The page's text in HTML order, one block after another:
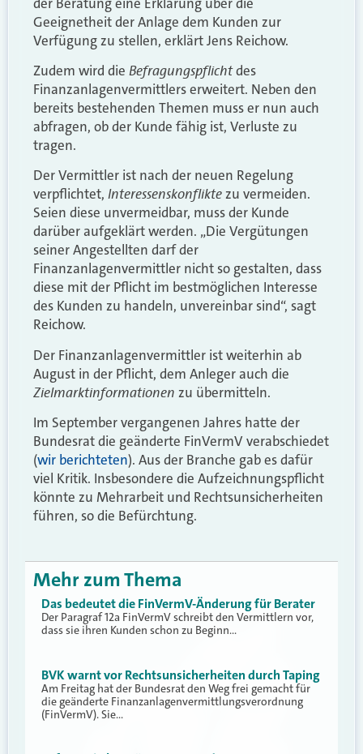
Geeignetheit der Anlage dem Kunden zur
Verfügung zu stellen, erklärt Jens Reichow.
Zudem wird die Befragungspflichtdes
Finanzanlagenvermittlers erweitert. Neben den
bereits bestehenden Themen muss er nun auch
abfragen, ob der Kunde fähig ist, Verluste zu
tragen.
Der Vermittler ist nach der neuen Regelung
verpflichtet, Interessenskonfliktezu vermeiden.
Seien diese unvermeidbar, muss der Kunde
darüber aufgeklärt werden. „Die Vergütungen
seiner Angestellten darf der
Finanzanlagenvermittler nicht so gestalten, dass
diese mit der Pflicht im bestmöglichen Interesse
des Kunden zu handeln, unvereinbar sind“, sagt
Reichow.
Der Finanzanlagenvermittler ist weiterhin ab
August in der Pflicht, dem Anleger auch die
Zielmarktinformationen zu übermitteln.
Im September vergangenen Jahres hatte der
Bundesrat die geänderte FinVermV verabschiedet
(wir berichteten). Aus der Branche gab es dafür
viel Kritik. Insbesondere die Aufzeichnungspflicht
könnte zu Mehrarbeit und Rechtsunsicherheiten
führen, so die Befürchtung.
Mehr zum Thema
Das bedeutet die FinVermV-Änderung für Berater
Der Paragraf 12a FinVermV schreibt den Vermittlern vor,
dass sie ihren Kunden schon zu Beginn…
BVK warnt vor Rechtsunsicherheiten durch Taping
Am Freitag hat der Bundesrat den Weg frei gemacht für
die geänderte Finanzanlagenvermittlungsverordnung
(FinVermV). Sie…